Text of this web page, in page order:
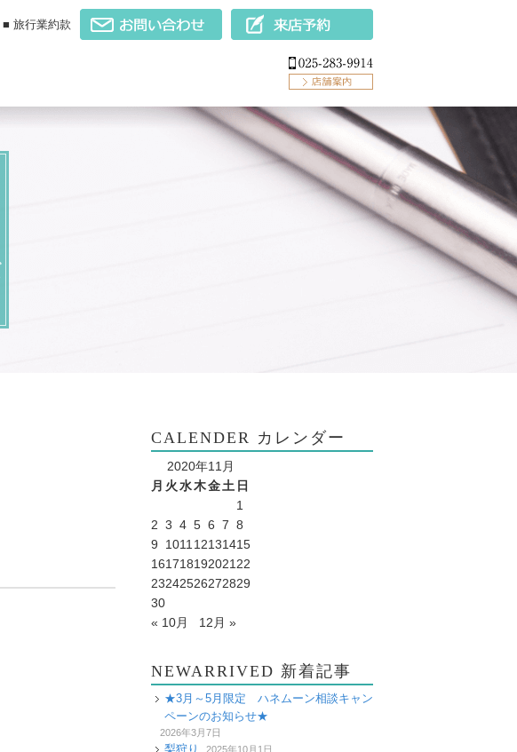
■ 旅行業約款
CALENDER カレンダー
2020年11月
月 火水木金土 日
1
2 3 4 5 6 7 8
9
1011 12131415
161718192021 22
23242526272829
30
« 10月
12月 »
NEWARRIVED 新着記事
★3月～5月限定 ハネムーン相談キャン
ペーンのお知らせ★
2026年3月7日
梨狩り 2025年10月1日